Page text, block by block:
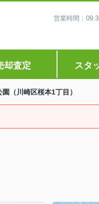
営業時間：
却査定 スタ
（川崎区桜本1丁目）